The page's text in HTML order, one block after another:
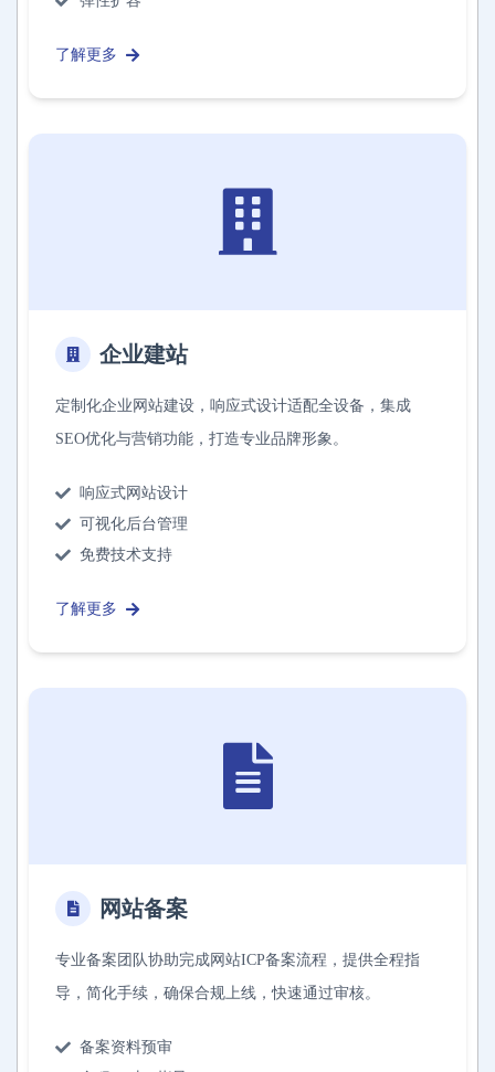
了解更多
企业建站
定制化企业网站建设，响应式设计适配全设备，集成
SEO优化与营销功能，打造专业品牌形象。
响应式网站设计
可视化后台管理
免费技术支持
了解更多
网站备案
专业备案团队协助完成网站ICP备案流程，提供全程指
导，简化手续，确保合规上线，快速通过审核。
备案资料预审